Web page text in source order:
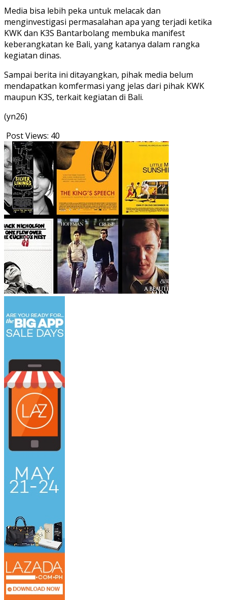
Media bisa lebih peka untuk melacak dan
menginvestigasi permasalahan apa yang terjadi ketika
KWK dan K3S Bantarbolang membuka manifest
keberangkatan ke Bali, yang katanya dalam rangka
kegiatan dinas.
Sampai berita ini ditayangkan, pihak media belum
mendapatkan komfermasi yang jelas dari pihak KWK
maupun K3S, terkait kegiatan di Bali.
(yn26)
Post Views: 40